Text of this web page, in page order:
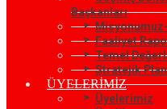
Başkanları
Faaliyet
Temel
Stratejik
ÜYELERİMİZ
Üyelerimiz